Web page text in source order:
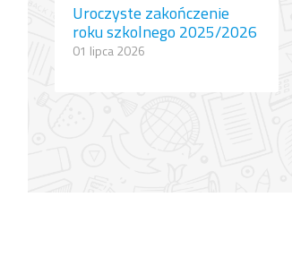
Uroczyste zakończenie
roku szkolnego 2025/2026
01 lipca 2026